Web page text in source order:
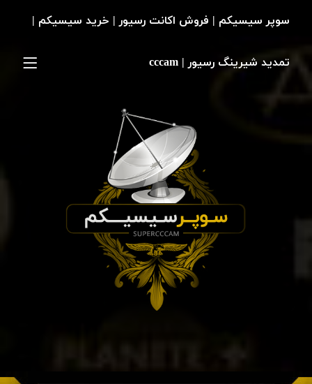
سوپر سیسیکم | فروش اکانت رسیور | خرید سیسیکم |
تمدید شیرینگ رسیور | cccam